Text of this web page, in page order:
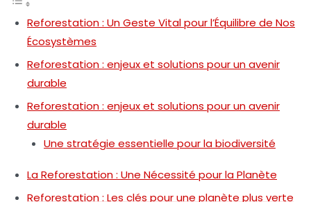
Reforestation : Un Geste Vital pour l’Équilibre de Nos
Écosystèmes
Reforestation : enjeux et solutions pour un avenir
durable
Reforestation : enjeux et solutions pour un avenir
durable
Une stratégie essentielle pour la biodiversité
La Reforestation : Une Nécessité pour la Planète
Reforestation : Les clés pour une planète plus verte